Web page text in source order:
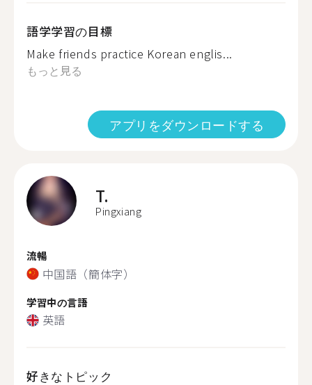
語学学習の目標
Make friends practice Korean englis...
もっと見る
アプリをダウンロードする
T.
Pingxiang
流暢
中国語（簡体字）
学習中の言語
英語
好きなトピック